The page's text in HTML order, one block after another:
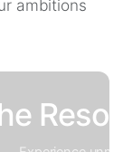
ambitions